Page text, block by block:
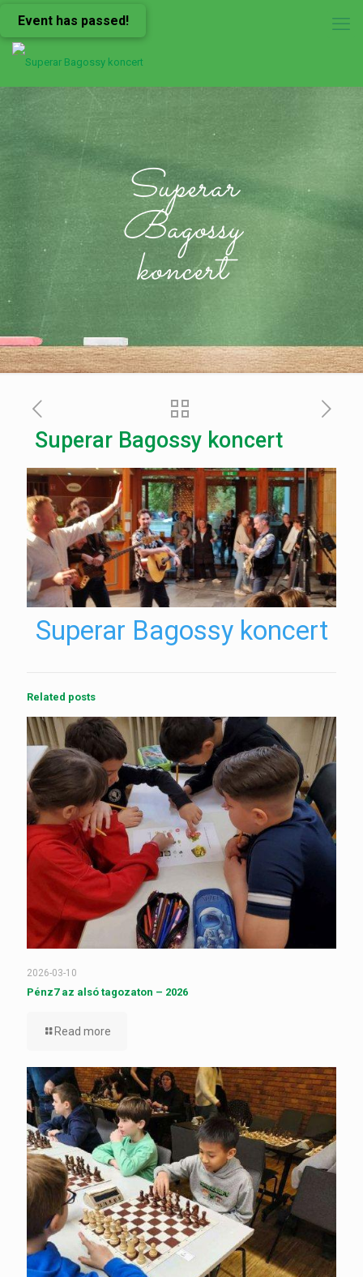
Event has passed!
Superar
Bagossy
koncert
Superar Bagossy koncert
Superar Bagossy koncert
Related posts
2026-03-10
Pénz7 az alsó tagozaton – 2026
Read more